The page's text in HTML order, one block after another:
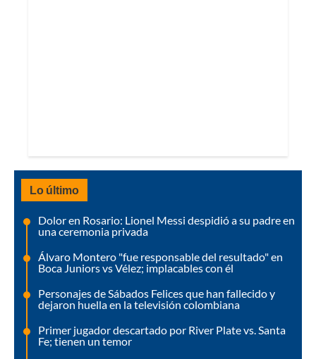
Lo último
Dolor en Rosario: Lionel Messi despidió a su padre en
una ceremonia privada
Álvaro Montero "fue responsable del resultado" en
Boca Juniors vs Vélez; implacables con él
Personajes de Sábados Felices que han fallecido y
dejaron huella en la televisión colombiana
Primer jugador descartado por River Plate vs. Santa
Fe; tienen un temor